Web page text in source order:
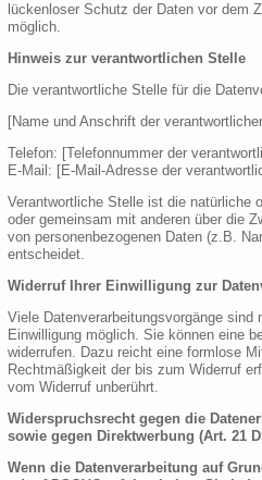
lückenloser Schutz der Daten vor dem
möglich.
Hinweis zur verantwortlichen Stelle
Die verantwortliche Stelle für die
[Name und Anschrift der
Telefon: [Telefonnummer der
E-Mail: [E-Mail-Adresse der
Verantwortliche Stelle ist die natürliche
oder gemeinsam mit anderen über die
von personenbezogenen Daten (z.B.
entscheidet.
Widerruf Ihrer Einwilligung zur
Viele Datenverarbeitungsvorgänge sind
Einwilligung möglich. Sie können eine
widerrufen. Dazu reicht eine formlose
Rechtmäßigkeit der bis zum Widerruf
vom Widerruf unberührt.
Widerspruchsrecht gegen die
sowie gegen Direktwerbung (Art. 21
Wenn die Datenverarbeitung auf